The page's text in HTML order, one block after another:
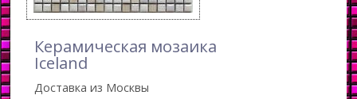
Керамическая мозаика
Iceland
Доставка из Москвы